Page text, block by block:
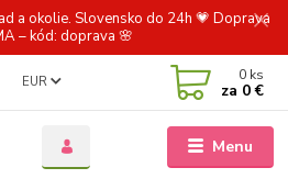
a okolie. Slovensko do 24h 💗 Doprava
– kód: doprava 🌸
Menu
EUR 0 ks
za 0 €